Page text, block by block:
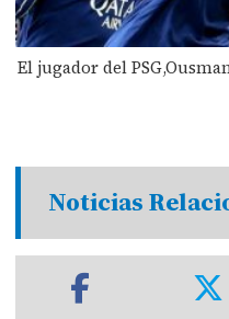
El jugador del
Noticias